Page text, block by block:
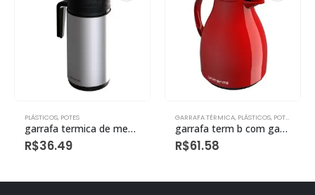
PLÁSTICOS, POTES
garrafa termica de mesa roma 1,0l vermelha eco
R$36.49
GARRAFA TÉRMICA, PLÁSTICOS, POTES
garrafa term b com gatilho paris 500ml vermelha ec
R$61.58